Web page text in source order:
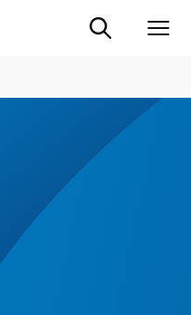
Suche ein-/